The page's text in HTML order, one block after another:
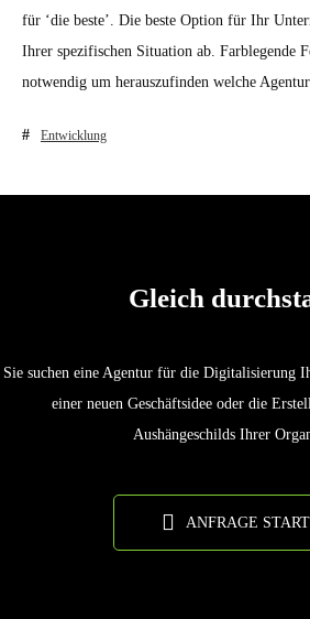
für ‘die beste’. Die beste Option für Ihr
Ihrer spezifischen Situation ab. Farblegende
notwendig um herauszufinden welche
Entwicklung
Gleich
Sie suchen eine Agentur für die Digitalisierung
einer neuen Geschäftsidee oder die
Aushängeschilds Ihrer
ANFRAGE